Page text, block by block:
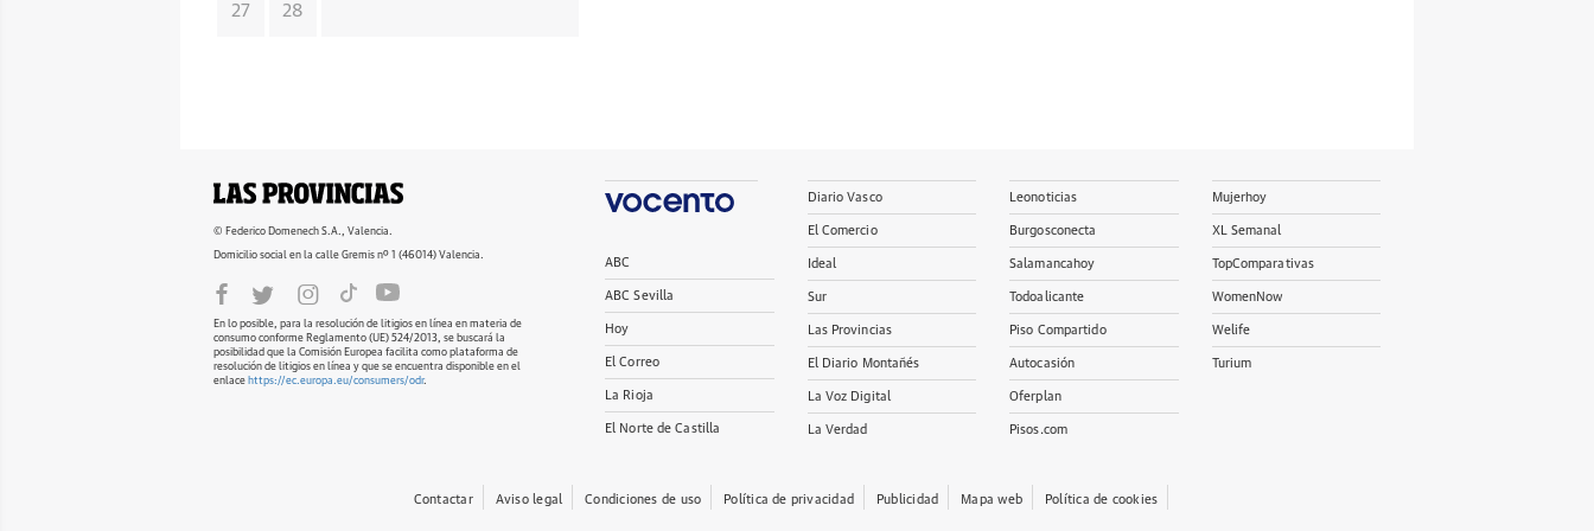
27 28
© Federico Domenech S.A., Valencia.
Domicilio social en la calle Gremis nº 1 (46014) Valencia.
En lo posible, para la resolución de litigios en línea en materia de
consumo conforme Reglamento (UE) 524/2013, se buscará la
posibilidad que la Comisión Europea facilita como plataforma de
resolución de litigios en línea y que se encuentra disponible en el
enlace https://ec.europa.eu/consumers/odr.
ABC
ABC Sevilla
Hoy
El Correo
La Rioja
El Norte de Castilla
Diario Vasco
El Comercio
Ideal
Sur
Las Provincias
El Diario Montañés
La Voz Digital
La Verdad
Leonoticias
Burgosconecta
Salamancahoy
Todoalicante
Piso Compartido
Autocasión
Oferplan
Pisos.com
Mujerhoy
XL Semanal
TopComparativas
WomenNow
Welife
Turium
Contactar Aviso legal Condiciones de uso Política de privacidad Publicidad Mapa web Política de cookies